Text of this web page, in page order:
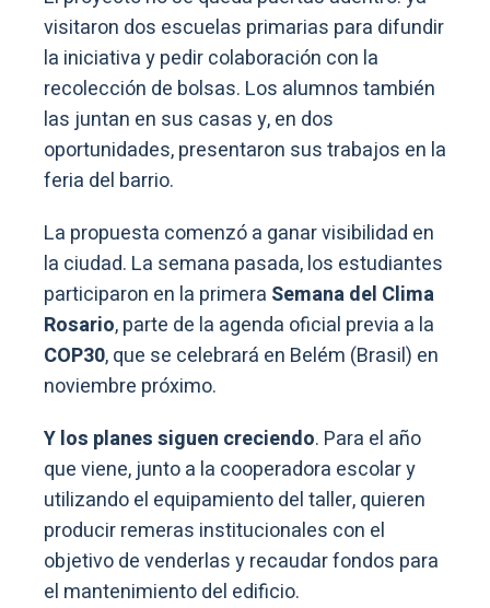
visitaron dos escuelas primarias para difundir
la iniciativa y pedir colaboración con la
recolección de bolsas. Los alumnos también
las juntan en sus casas y, en dos
oportunidades, presentaron sus trabajos en la
feria del barrio.
La propuesta comenzó a ganar visibilidad en
la ciudad. La semana pasada, los estudiantes
participaron en la primera Semana del Clima
Rosario, parte de la agenda oficial previa a la
COP30, que se celebrará en Belém (Brasil) en
noviembre próximo.
Y los planes siguen creciendo. Para el año
que viene, junto a la cooperadora escolar y
utilizando el equipamiento del taller, quieren
producir remeras institucionales con el
objetivo de venderlas y recaudar fondos para
el mantenimiento del edificio.